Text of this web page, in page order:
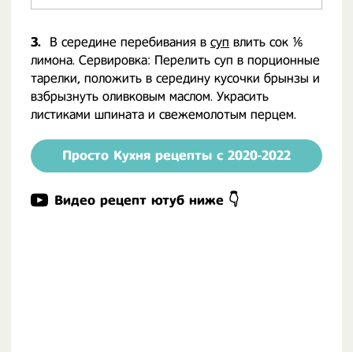
3. В середине перебивания в суп влить сок ⅙
лимона. Сервировка: Перелить суп в порционные
тарелки, положить в середину кусочки брынзы и
взбрызнуть оливковым маслом. Украсить
листиками шпината и свежемолотым перцем.
Просто Кухня рецепты с 2020-2022
Видео рецепт ютуб ниже 👇